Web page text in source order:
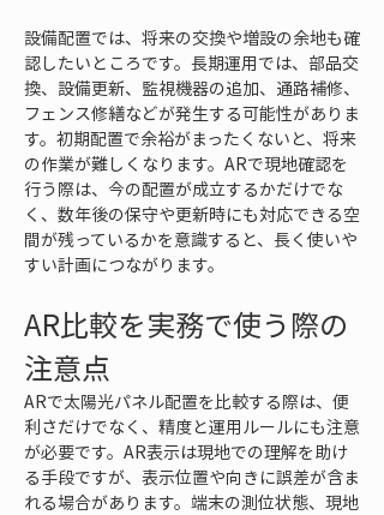
設備配置では、将来の交換や増設の余地も確
認したいところです。長期運用では、部品交
換、設備更新、監視機器の追加、通路補修、
フェンス修繕などが発生する可能性がありま
す。初期配置で余裕がまったくないと、将来
の作業が難しくなります。ARで現地確認を
行う際は、今の配置が成立するかだけでな
く、数年後の保守や更新時にも対応できる空
間が残っているかを意識すると、長く使いや
すい計画につながります。
AR比較を実務で使う際の
注意点
ARで太陽光パネル配置を比較する際は、便
利さだけでなく、精度と運用ルールにも注意
が必要です。AR表示は現地での理解を助け
る手段ですが、表示位置や向きに誤差が含ま
れる場合があります。端末の測位状態、現地